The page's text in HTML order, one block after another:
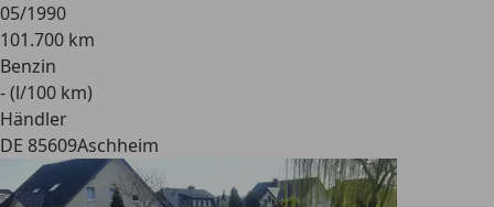
05/1990
101.700 km
Benzin
- (l/100 km)
Händler
DE 85609Aschheim